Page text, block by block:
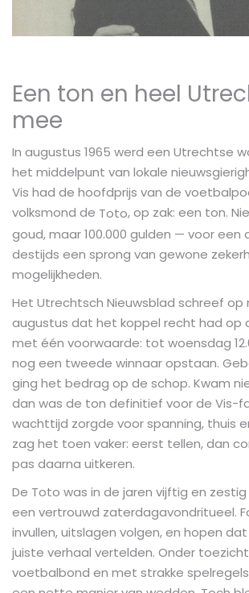
Een ton en heel
mee
In augustus 1965 werd een Utrechtse
het middelpunt van lokale
Vis had de hoofdprijs van de
volksmond de Toto, op zak: een ton.
goud, maar 100.000 gulden — voor een
destijds een sprong van gewone
mogelijkheden.
Het Utrechtsch Nieuwsblad schreef op
augustus dat het koppel recht had op
met één voorwaarde: tot woensdag
nog een tweede winnaar opstaan.
ging het bedrag op de schop. Kwam
dan was de ton definitief voor de Vis-
wachttijd zorgde voor spanning, thuis
zag het toen vaker: eerst tellen, dan
pas daarna uitkeren.
De Toto was in de jaren vijftig en
een vertrouwd zaterdagavondritueel.
invullen, uitslagen volgen, en hopen
juiste verhaal vertelden. Onder
voetbalbond en met strakke